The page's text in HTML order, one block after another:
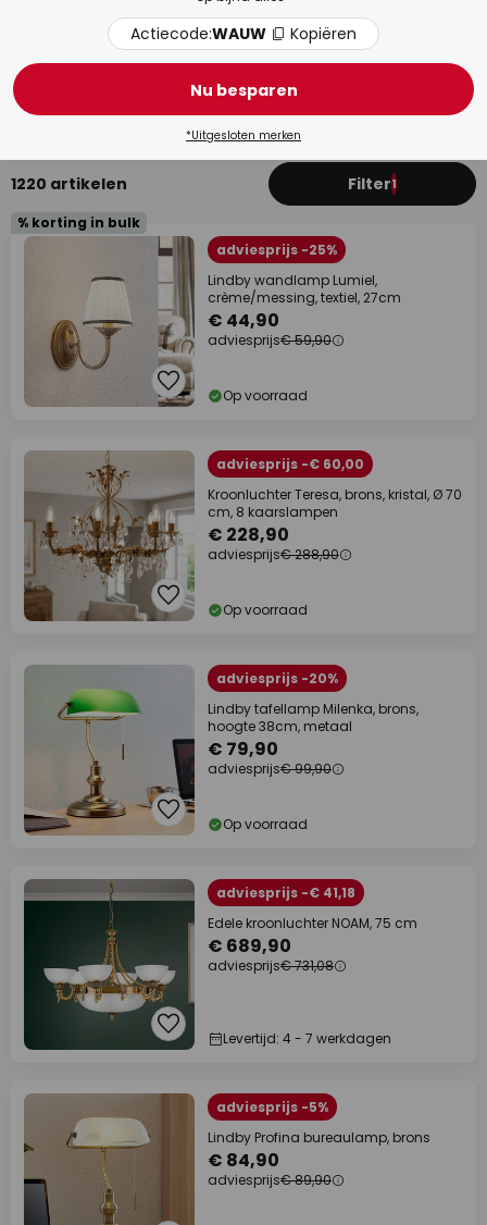
1220 artikelen Filter1
% korting in bulk
adviesprijs -25%
Lindby wandlamp Lumiel,
crème/messing, textiel, 27cm
€ 44,90
adviesprijs€ 59,90
Op voorraad
adviesprijs -€ 60,00
Kroonluchter Teresa, brons, kristal, Ø 70
cm, 8 kaarslampen
€ 228,90
adviesprijs€ 288,90
Op voorraad
adviesprijs -20%
Lindby tafellamp Milenka, brons,
hoogte 38cm, metaal
€ 79,90
adviesprijs€ 99,90
Op voorraad
adviesprijs -€ 41,18
Edele kroonluchter NOAM, 75 cm
€ 689,90
adviesprijs€ 731,08
Levertijd: 4 - 7 werkdagen
adviesprijs -5%
Lindby Profina bureaulamp, brons
€ 84,90
adviesprijs€ 89,90
Actiecode:WAUW Kopiëren
Nu besparen
*Uitgesloten merken